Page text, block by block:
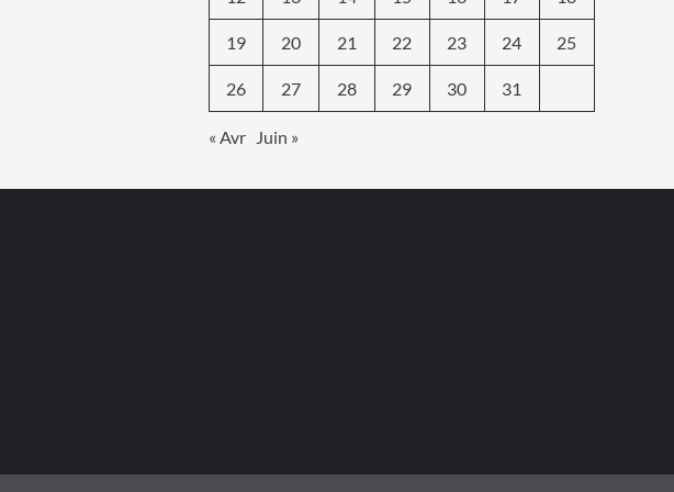
19 20 21 22 23 24 25
26 27 28 29 30 31
« Avr Juin »